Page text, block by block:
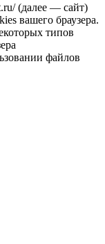
(далее — сайт)
вашего браузера.
типов
файлов